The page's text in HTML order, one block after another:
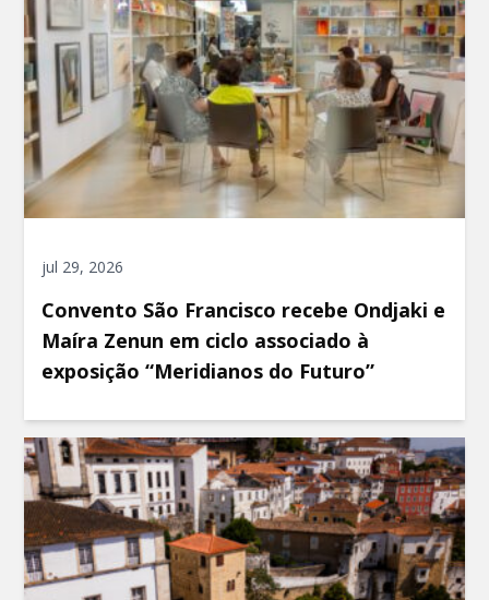
jul 29, 2026
Convento São Francisco recebe Ondjaki e
Maíra Zenun em ciclo associado à
exposição “Meridianos do Futuro”